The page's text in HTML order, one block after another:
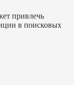
привлечь
в поисковых